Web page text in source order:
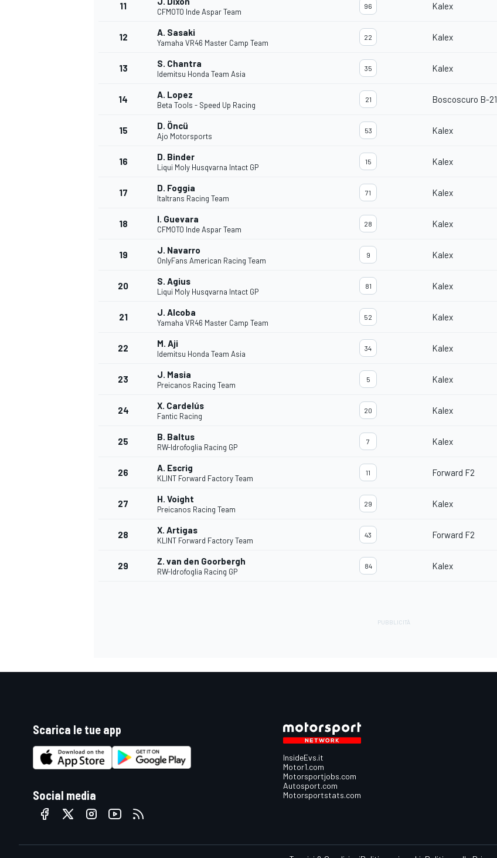
MONOMARCA
11
CFMOTO Inde Aspar Team
96 Kalex
12 A. Sasaki
Yamaha VR46 Master Camp Team
22 Kalex
13 S. Chantra
Idemitsu Honda Team Asia
35 Kalex
14 A. Lopez
Beta Tools - Speed Up Racing
21 Boscoscuro B-21
15 D. Öncü
Ajo Motorsports
53 Kalex
16 D. Binder
Liqui Moly Husqvarna Intact GP
15 Kalex
17 D. Foggia
Italtrans Racing Team
71 Kalex
18 I. Guevara
CFMOTO Inde Aspar Team
28 Kalex
19 J. Navarro
OnlyFans American Racing Team
9 Kalex
20 S. Agius
Liqui Moly Husqvarna Intact GP
81 Kalex
21 J. Alcoba
Yamaha VR46 Master Camp Team
52 Kalex
22 M. Aji
Idemitsu Honda Team Asia
34 Kalex
23 J. Masia
Preicanos Racing Team
5 Kalex
24 X. Cardelús
Fantic Racing
20 Kalex
25 B. Baltus
RW-Idrofoglia Racing GP
7 Kalex
26 A. Escrig
KLINT Forward Factory Team
11 Forward F2
27 H. Voight
Preicanos Racing Team
29 Kalex
28 X. Artigas
KLINT Forward Factory Team
43 Forward F2
29 Z. van den Goorbergh
RW-Idrofoglia Racing GP
84 Kalex
Scarica le tue app
Social media
InsideEvs.it
Motor1.com
Motorsportjobs.com
Autosport.com
Motorsportstats.com